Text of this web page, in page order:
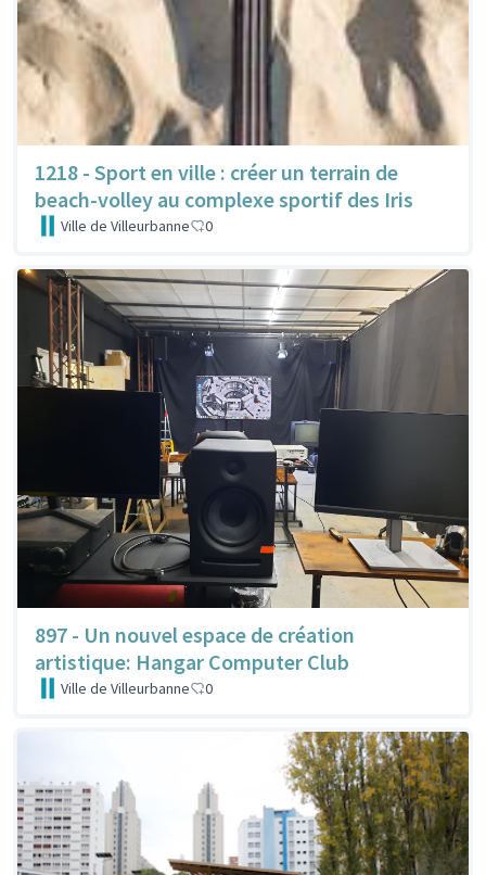
1218 - Sport en ville : créer un terrain de
beach-volley au complexe sportif des Iris
Ville de Villeurbanne 0
897 - Un nouvel espace de création
artistique: Hangar Computer Club
Ville de Villeurbanne 0